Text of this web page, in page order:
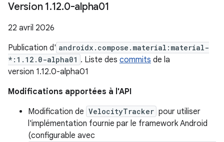
Version 1.12.0-alpha01
22 avril 2026
Publication d' androidx.compose.material:material-
*:1.12.0-alpha01 . Liste des commits de la
version 1.12.0-alpha01
Modifications apportées à l'API
Modification de VelocityTracker pour utiliser
l'implémentation fournie par le framework Android
(configurable avec